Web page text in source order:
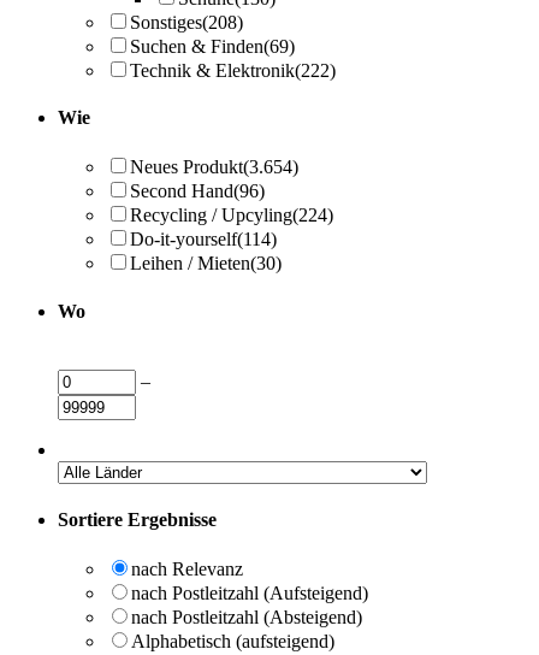
Sonstiges(208)
Suchen & Finden(69)
Technik & Elektronik(222)
Wie
Neues Produkt(3.654)
Second Hand(96)
Recycling / Upcyling(224)
Do-it-yourself(114)
Leihen / Mieten(30)
Wo
–
Sortiere Ergebnisse
nach Relevanz
nach Postleitzahl (Aufsteigend)
nach Postleitzahl (Absteigend)
Alphabetisch (aufsteigend)